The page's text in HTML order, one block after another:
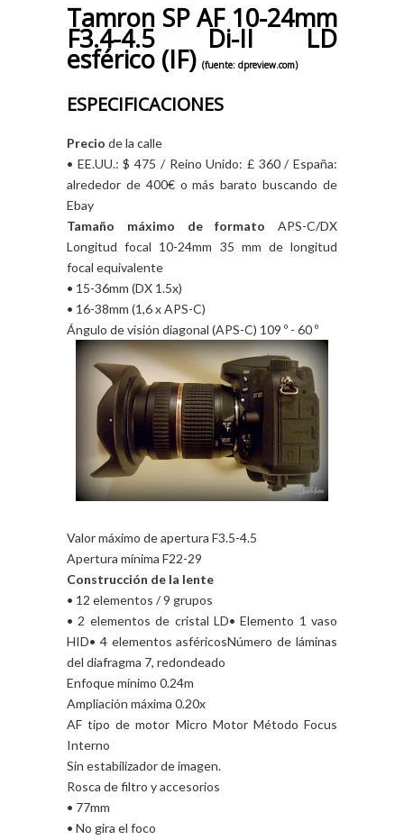
Tamron SP AF 10-24mm
F3.4-4.5 Di-II LD
esférico (IF) (fuente: dpreview.com)
ESPECIFICACIONES
Precio de la calle
• EE.UU.: $ 475 / Reino Unido: £ 360 / España:
alrededor de 400€ o más barato buscando de
Ebay
Tamaño máximo de formato APS-C/DX
Longitud focal 10-24mm 35 mm de longitud
focal equivalente
• 15-36mm (DX 1.5x)
• 16-38mm (1,6 x APS-C)
Ángulo de visión diagonal (APS-C) 109 º - 60 º
Valor máximo de apertura F3.5-4.5
Apertura mínima F22-29
Construcción de la lente
• 12 elementos / 9 grupos
• 2 elementos de cristal LD• Elemento 1 vaso
HID• 4 elementos asféricosNúmero de láminas
del diafragma 7, redondeado
Enfoque mínimo 0.24m
Ampliación máxima 0.20x
AF tipo de motor Micro Motor Método Focus
Interno
Sin estabilizador de imagen.
Rosca de filtro y accesorios
• 77mm
• No gira el foco